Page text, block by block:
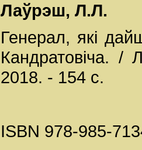
Лаўрэш, Л.Л.
Генерал, які
Кандратовіча.
2018. - 154 с.
ISBN 978-985-